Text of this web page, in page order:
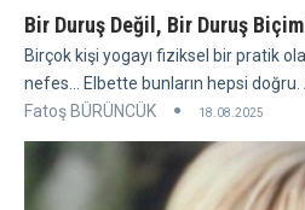
Bir Duruş Değil, Bir Duruş
Birçok kişi yogayı fiziksel bir pratik
nefes... Elbette bunların hepsi doğru.
Fatoş BÜRÜNCÜK
18.08.2025